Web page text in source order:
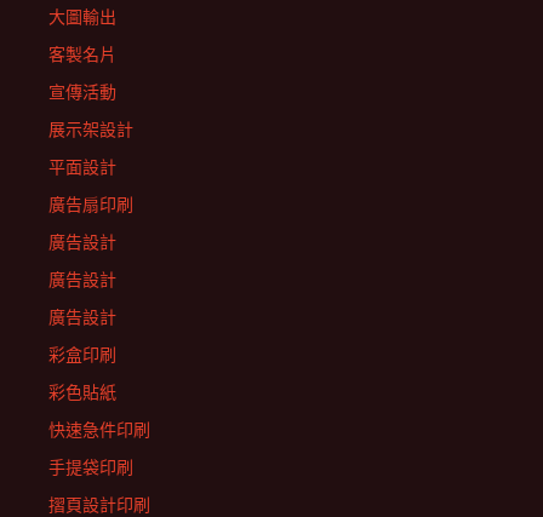
大圖輸出
客製名片
宣傳活動
展示架設計
平面設計
廣告扇印刷
廣告設計
廣告設計
廣告設計
彩盒印刷
彩色貼紙
快速急件印刷
手提袋印刷
摺頁設計印刷